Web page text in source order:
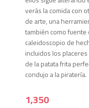
verás la comida con
de arte, una
también como fuente
caleidoscopio de
incluidos los
de la patata frita
condujo a la piratería.
1,350